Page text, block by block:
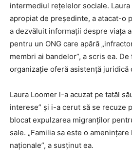
intermediul reţelelor sociale.
apropiat de preşedinte, a atacat-o
a dezvăluit informaţii despre viaţa
pentru un ONG care apără
membri ai bandelor”, a scris ea. De
organizaţie oferă asistenţă juridică
Laura Loomer l-a acuzat pe tatăl
interese” şi i-a cerut să se recuze
blocat expulzarea migranţilor
sale. „Familia sa este o
naţionale”, a susţinut ea.